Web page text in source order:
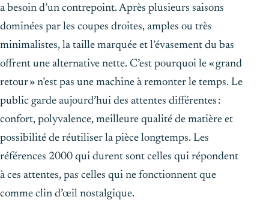
a besoin d’un contrepoint. Après plusieurs saisons
dominées par les coupes droites, amples ou très
minimalistes, la taille marquée et l’évasement du bas
offrent une alternative nette. C’est pourquoi le « grand
retour » n’est pas une machine à remonter le temps. Le
public garde aujourd’hui des attentes différentes :
confort, polyvalence, meilleure qualité de matière et
possibilité de réutiliser la pièce longtemps. Les
références 2000 qui durent sont celles qui répondent
à ces attentes, pas celles qui ne fonctionnent que
comme clin d’œil nostalgique.